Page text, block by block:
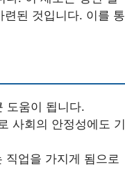
된 것입니다. 이를 통
도움이 됩니다.
사회의 안정성에도 기
직업을 가지게 됨으로